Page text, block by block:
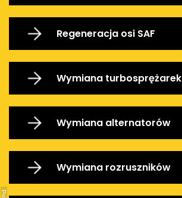
Regeneracja osi SAF
Wymiana turbosprężarek
Wymiana alternatorów
Wymiana rozruszników